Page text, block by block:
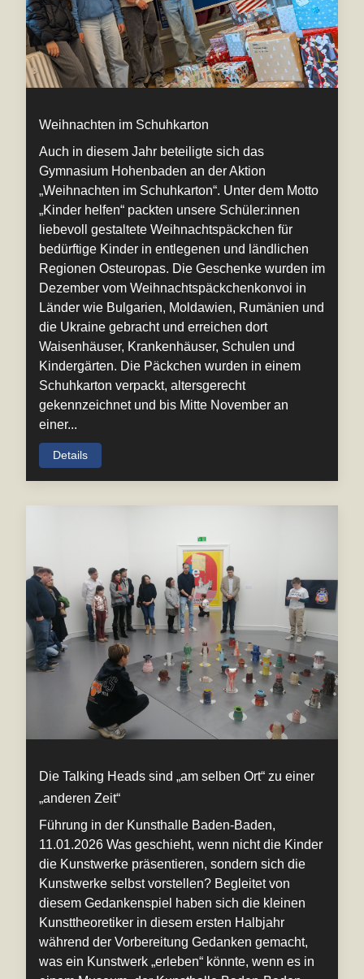
Weihnachten im Schuhkarton
Auch in diesem Jahr beteiligte sich das
Gymnasium Hohenbaden an der Aktion
„Weihnachten im Schuhkarton“. Unter dem Motto
„Kinder helfen“ packten unsere Schüler:innen
liebevoll gestaltete Weihnachtspäckchen für
bedürftige Kinder in entlegenen und ländlichen
Regionen Osteuropas. Die Geschenke wurden im
Dezember vom Weihnachtspäckchenkonvoi in
Länder wie Bulgarien, Moldawien, Rumänien und
die Ukraine gebracht und erreichen dort
Waisenhäuser, Krankenhäuser, Schulen und
Kindergärten. Die Päckchen wurden in einem
Schuhkarton verpackt, altersgerecht
gekennzeichnet und bis Mitte November an
einer...
Details
Die Talking Heads sind „am selben Ort“ zu einer
„anderen Zeit“
Führung in der Kunsthalle Baden-Baden,
11.01.2026 Was geschieht, wenn nicht die Kinder
die Kunstwerke präsentieren, sondern sich die
Kunstwerke selbst vorstellen? Begleitet von
diesem Gedankenspiel haben sich die kleinen
Kunsttheoretiker in diesem ersten Halbjahr
während der Vorbereitung Gedanken gemacht,
was ein Kunstwerk „erleben“ könnte, wenn es in